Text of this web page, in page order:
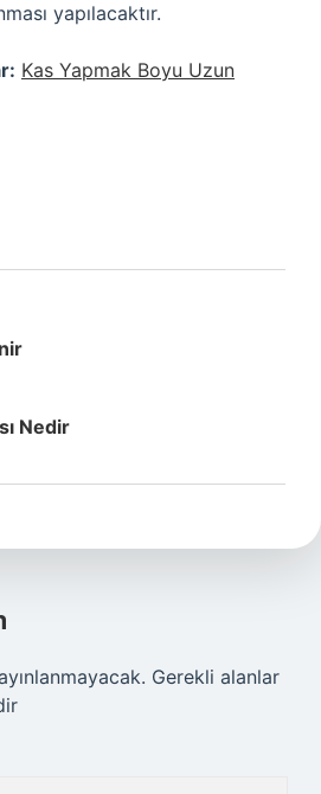
yapılacaktır.
Kas Yapmak Boyu Uzun
Nedir
Gerekli alanlar